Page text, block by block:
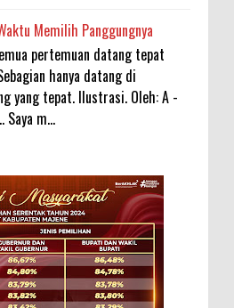
Memilih Panggungnya
pertemuan datang tepat
hanya datang di
yang tepat. Ilustrasi. Oleh: A -
Saya m...